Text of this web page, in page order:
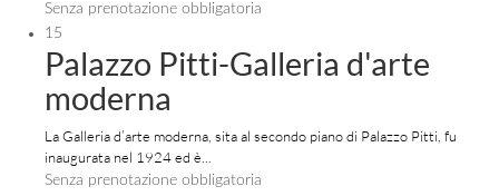
Senza prenotazione obbligatoria
15
Palazzo Pitti-Galleria d'arte
moderna
La Galleria d’arte moderna, sita al secondo piano di Palazzo Pitti, fu
inaugurata nel 1924 ed è...
Senza prenotazione obbligatoria